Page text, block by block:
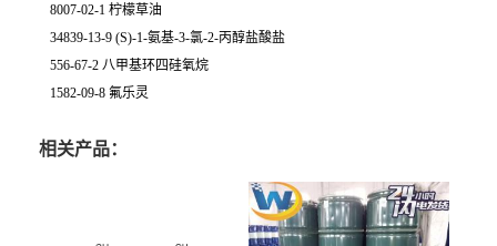
8007-02-1 柠檬草油
34839-13-9 (S)-1-氨基-3-氯-2-丙醇盐酸盐
556-67-2 八甲基环四硅氧烷
1582-09-8 氟乐灵
相关产品：